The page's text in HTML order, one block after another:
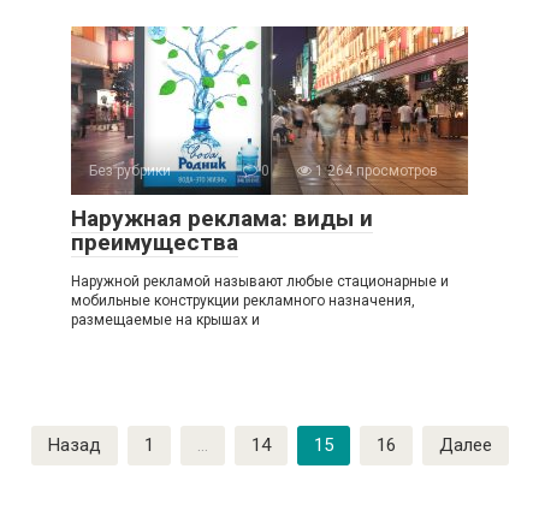
Без рубрики 0 1 264 просмотров
Наружная реклама: виды и
преимущества
Наружной рекламой называют любые стационарные и
мобильные конструкции рекламного назначения,
размещаемые на крышах и
Пагинация
записей
Назад 1 … 14 15 16 Далее